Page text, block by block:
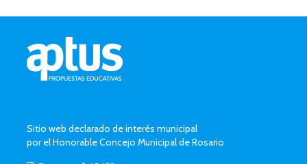
Sitio web declarado de interés municipal
por el Honorable Concejo Municipal de Rosario